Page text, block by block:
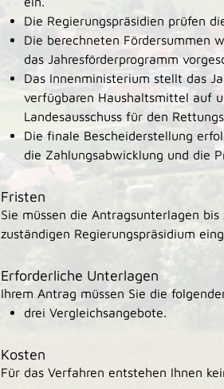
Die Regierungspräsidien prüfen
Die berechneten Fördersummen
das Jahresförderprogramm
Das Innenministerium stellt das
verfügbaren Haushaltsmittel auf
Landesausschuss für den
Die finale Bescheiderstellung
die Zahlungsabwicklung und die
Fristen
Sie müssen die Antragsunterlagen
zuständigen Regierungspräsidium
Erforderliche Unterlagen
Ihrem Antrag müssen Sie die
drei Vergleichsangebote.
Kosten
Für das Verfahren entstehen Ihnen